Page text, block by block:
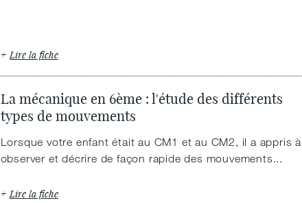
Lire la fiche
La mécanique en 6ème : l'étude des différents
types de mouvements
Lorsque votre enfant était au CM1 et au CM2, il a appris à
observer et décrire de façon rapide des mouvements...
Lire la fiche